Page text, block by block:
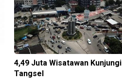
4,49 Juta Wisatawan Kunjungi
Tangsel